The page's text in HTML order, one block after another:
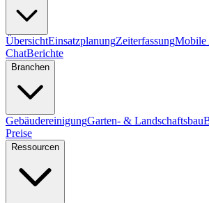
ÜbersichtEinsatzplanungZeiterfassungMobile
ChatBerichte
Branchen
GebäudereinigungGarten- & Landschaftsbau
Preise
Ressourcen